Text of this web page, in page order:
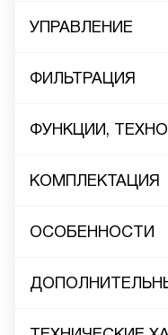
УПРАВЛЕНИЕ
ФИЛЬТРАЦИЯ
ФУНКЦИИ,
КОМПЛЕКТАЦИЯ
ОСОБЕННОСТИ